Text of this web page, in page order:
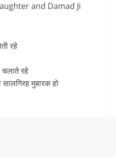
and Damad Ji
रहे
चलाते रहे
सालगिरह मुबारक हो